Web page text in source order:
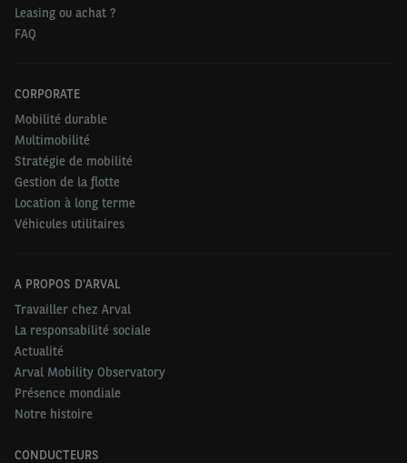
Leasing ou achat ?
FAQ
CORPORATE
Mobilité durable
Multimobilité
Stratégie de mobilité
Gestion de la flotte
Location à long terme
Véhicules utilitaires
A PROPOS D'ARVAL
Travailler chez Arval
La responsabilité sociale
Actualité
Arval Mobility Observatory
Présence mondiale
Notre histoire
CONDUCTEURS